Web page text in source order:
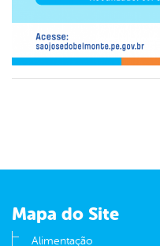
Mapa do Site
Alimentação